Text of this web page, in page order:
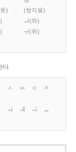
)
ㅉ
(쌍지읒)
ㅘ(와)
ㅟ(위)
다.
ㅅ ㅆ ㅇ
ㅈ
ㅘ ㅙ ㅚ
ㅛ